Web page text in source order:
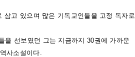
삼고 있으며 많은 기독교인들을 고정 독자로
을 선보였던 그는 지금까지 30권에 가까운
사소설이다.